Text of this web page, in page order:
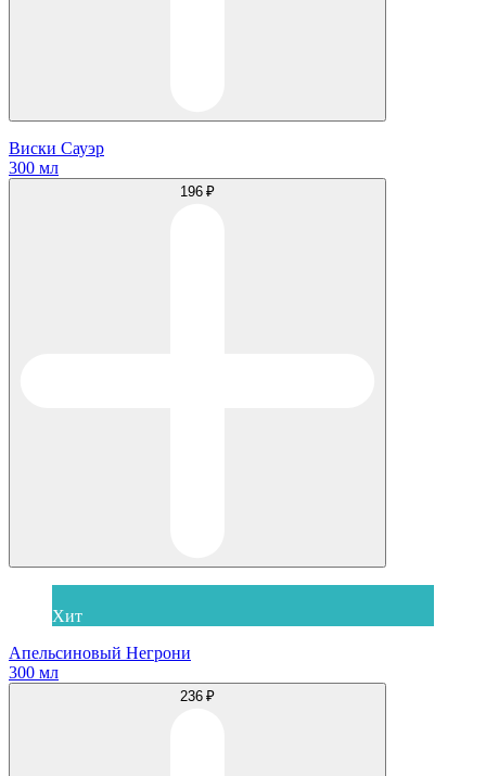
Виски Сауэр
300 мл
196 ₽
Хит
Апельсиновый Негрони
300 мл
236 ₽